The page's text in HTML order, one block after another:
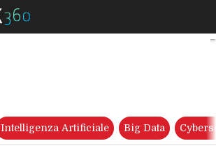
Come procede la Data
Intelligenza Artificiale Big Data